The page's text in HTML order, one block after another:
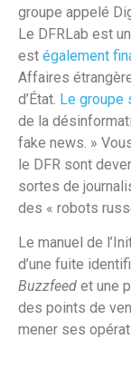
groupe appelé
Le DFRLab est
est également
Affaires
d’État. Le groupe
de la
fake news. »
le DFR sont
sortes de
des « robots
Le manuel de
d’une fuite
Buzzfeed et une
des points de
mener ses